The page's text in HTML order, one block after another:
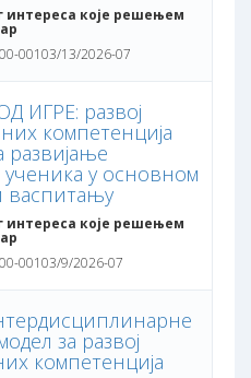
интереса које решењем
00103/13/2026-07
ИГРЕ: развој
компетенција
развијање
ученика у основном
васпитању
интереса које решењем
00103/9/2026-07
за развој
компетенција